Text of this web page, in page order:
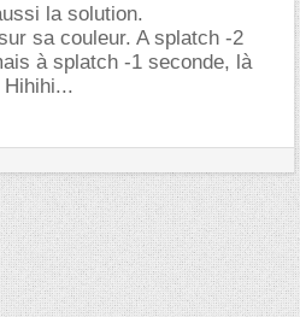
la solution.
sa couleur. A splatch -2
à splatch -1 seconde, là